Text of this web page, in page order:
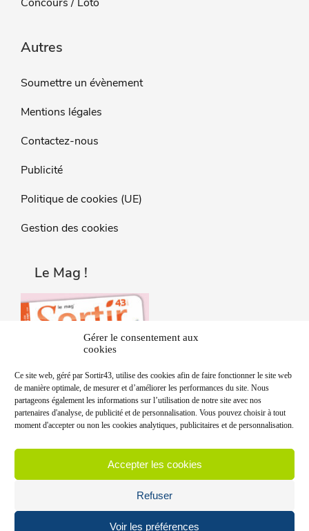
Gérer le consentement aux
cookies
Ce site web, géré par Sortir43, utilise des cookies afin de faire fonctionner le site web
de manière optimale, de mesurer et d’améliorer les performances du site. Nous
partageons également les informations sur l’utilisation de notre site avec nos
partenaires d'analyse, de publicité et de personnalisation. Vous pouvez choisir à tout
moment d'accepter ou non les cookies analytiques, publicitaires et de personnalisation.
Accepter les cookies
Refuser
Voir les préférences
Autres
Soumettre un évènement
Mentions légales
Contactez-nous
Publicité
Politique de cookies (UE)
Gestion des cookies
Le Mag !